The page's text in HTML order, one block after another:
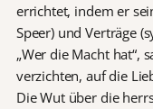
errichtet, indem er
Speer) und Verträge
„Wer die Macht hat“,
verzichten, auf die
Die Wut über die